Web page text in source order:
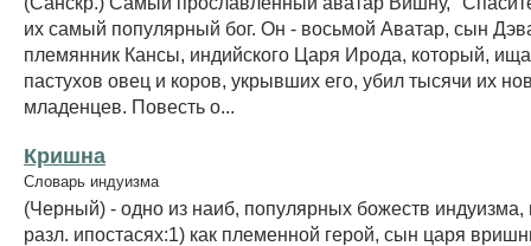
их самый популярный бог. Он - восьмой Аватар, сын
племянник Кансы, индийского Царя Ирода, который,
пастухов овец и коров, укрывших его, убил тысячи их
младенцев. Повесть о...
Кришна
Словарь индуизма
(Черный) - одно из наиб, популярных божеств индуизма,
разл. ипостасях:1) как племенной герой, сын царя